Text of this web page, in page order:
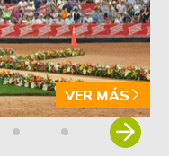
VER MÁS